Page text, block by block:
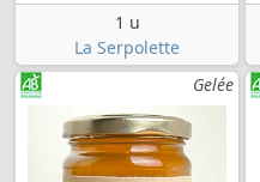
1 u
La Serpolette
Gelée